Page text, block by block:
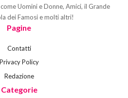
Uomini e Donne, Amici, il Grande
dei Famosi e molti altri!
Pagine
Contatti
Privacy Policy
Redazione
Categorie